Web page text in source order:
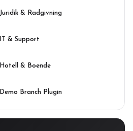
Juridik & Radgivning
IT & Support
Hotell & Boende
Demo Branch Plugin